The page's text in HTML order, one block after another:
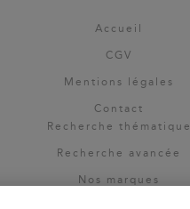
Accueil
CGV
Mentions légales
Contact
Recherche thématique
Recherche avancée
Nos marques